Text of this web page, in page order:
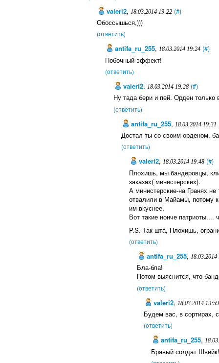
valeri2, 18.03.2014 19:22 (#)
Обоссышься,)))
(ответить)
antifa_ru_255,18.03.2014 19:24 (#)
Побочный эффект!
(ответить)
valeri2, 18.03.2014 19:28 (#)
Ну тада бери и пей. Орден только
(ответить)
antifa_ru_255, 18.03.2014 19:31
Достал ты со своим орденом,
(ответить)
valeri2,18.03.2014 19:48 (#)
Плохишь, мы бандеровцы,
заказах( министерских).
А министерские-на Гранях
отвалили в Майамы, потому
им вкуснее.
Вот такие нонче патриоты....
P.S. Так шта, Плохишь,
(ответить)
antifa_ru_255, 18.03.2014
Бла-бла!
Потом выяснится, что
(ответить)
valeri2, 18.03.2014 19:59
Будем вас, в сортирах,
(ответить)
antifa_ru_255,
Бравый солдат Швейк!